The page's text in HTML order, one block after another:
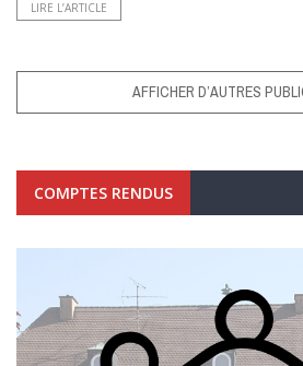
LIRE L’ARTICLE
AFFICHER D’AUTRES
COMPTES RENDUS